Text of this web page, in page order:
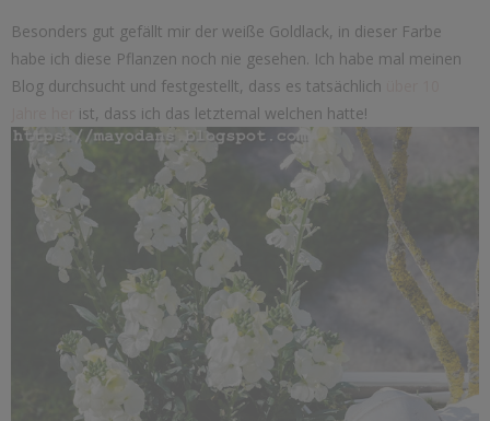
Besonders gut gefällt mir der weiße Goldlack, in dieser Farbe
habe ich diese Pflanzen noch nie gesehen. Ich habe mal meinen
Blog durchsucht und festgestellt, dass es tatsächlich
ist, dass ich das letztemal welchen hatte!